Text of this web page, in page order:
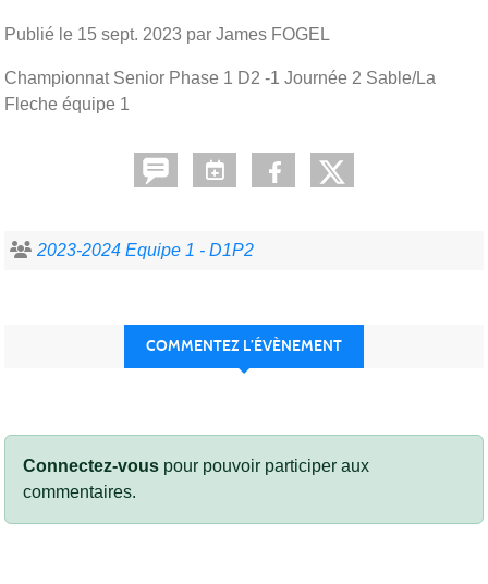
Publié le 15 sept. 2023 par James FOGEL
Championnat Senior Phase 1 D2 -1 Journée 2 Sable/La
Fleche équipe 1
2023-2024 Equipe 1 - D1P2
COMMENTEZ L’ÉVÈNEMENT
Connectez-vous pour pouvoir participer aux
commentaires.